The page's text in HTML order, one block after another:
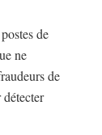
de
ne
de